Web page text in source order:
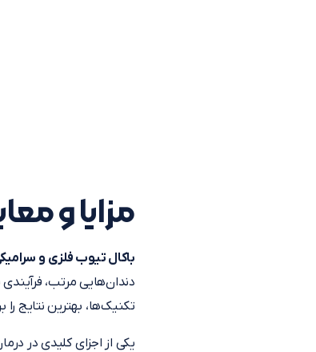
مزایا و
باکال تیوب فلزی و
دندان‌هایی مرتب،
تکنیک‌ها، بهترین نتایج را
یکی از اجزای کلیدی در